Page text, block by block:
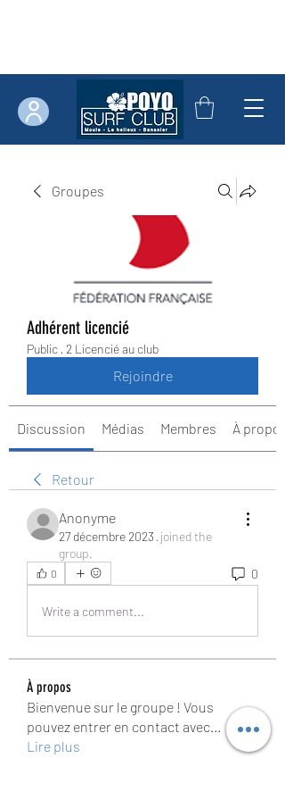
Groupes
Adhérent licencié
Public · 2 Licencié au club
Rejoindre
Discussion Médias Membres À propos
Retour
Anonyme
27 décembre 2023 · joined the
group.
0 0
Write a comment...
À propos
Bienvenue sur le groupe ! Vous
pouvez entrer en contact avec...
Lire plus